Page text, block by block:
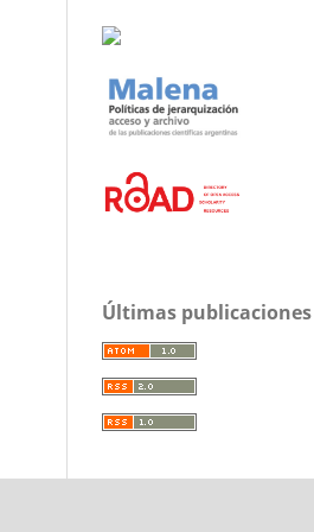
Últimas publicaciones